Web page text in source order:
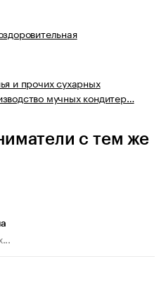
и прочих сухарных
мучных кондитер…
с тем же